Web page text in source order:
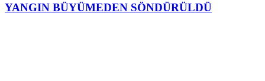
YANGIN BÜYÜMEDEN SÖNDÜRÜLDÜ